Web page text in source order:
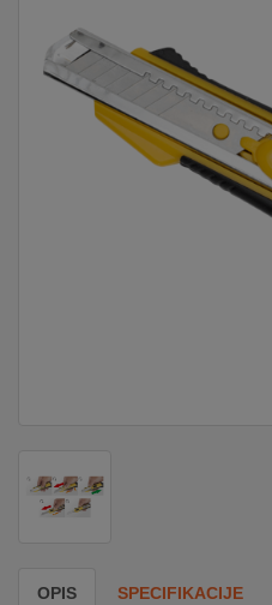
KABLOVI
KLIMATIZACIJA
OPIS SPECIFIKACIJE